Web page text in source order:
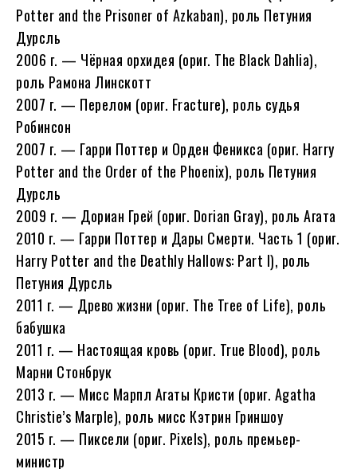
Potter and the Prisoner of Azkaban), роль Петуния
Дурсль
2006 г. — Чёрная орхидея (ориг. The Black Dahlia),
роль Рамона Линскотт
2007 г. — Перелом (ориг. Fracture), роль судья
Робинсон
2007 г. — Гарри Поттер и Орден Феникса (ориг. Harry
Potter and the Order of the Phoenix), роль Петуния
Дурсль
2009 г. — Дориан Грей (ориг. Dorian Gray), роль Агата
2010 г. — Гарри Поттер и Дары Смерти. Часть 1 (ориг.
Harry Potter and the Deathly Hallows: Part I), роль
Петуния Дурсль
2011 г. — Древо жизни (ориг. The Tree of Life), роль
бабушка
2011 г. — Настоящая кровь (ориг. True Blood), роль
Марни Стонбрук
2013 г. — Мисс Марпл Агаты Кристи (ориг. Agatha
Christie’s Marple), роль мисс Кэтрин Гриншоу
2015 г. — Пиксели (ориг. Pixels), роль премьер-
министр